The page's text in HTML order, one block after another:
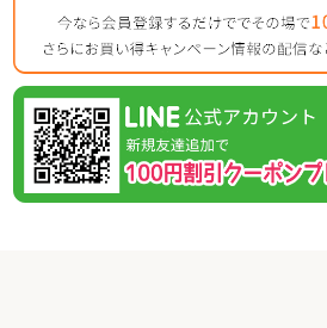
【平常通り営業】
5月7日(木曜日) ～
休業日後は、大変混雑が予想されます
2026/02/01